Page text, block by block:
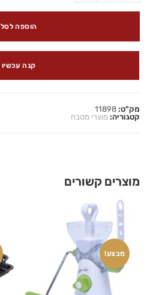
הוספה לסל
קנה עכשיו
מק"ט:11898
קטגוריה: מוצרי מטבח
מוצרים קשורים
מבצע!